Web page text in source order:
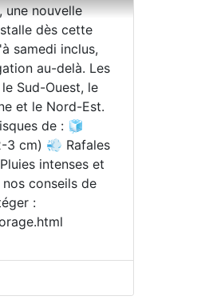
une nouvelle
dès cette
samedi inclus,
au-delà. Les
Sud-Ouest, le
et le Nord-Est.
de : 🧊
3 cm) 💨 Rafales
intenses et
conseils de
: